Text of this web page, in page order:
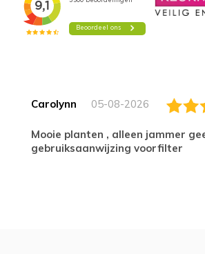
Carolynn 05-08-2026
Mooie planten , alleen jammer geen
gebruiksaanwijzing voorfilter